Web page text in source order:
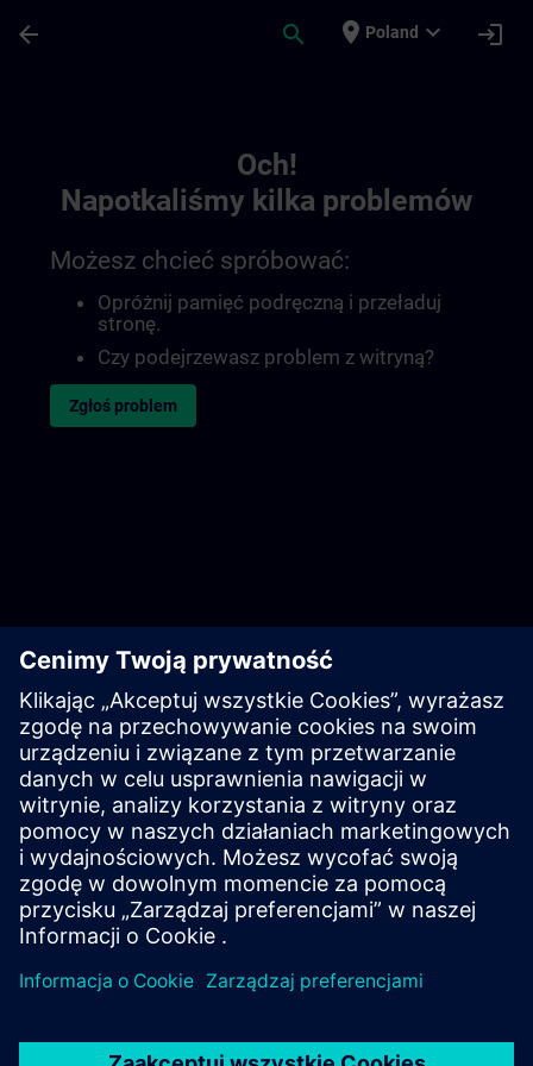
arrow_back search place Poland expand_more login
Och!
Napotkaliśmy kilka problemów
Możesz chcieć spróbować:
Opróżnij pamięć podręczną i przeładuj
stronę.
Czy podejrzewasz problem z witryną?
Zgłoś problem